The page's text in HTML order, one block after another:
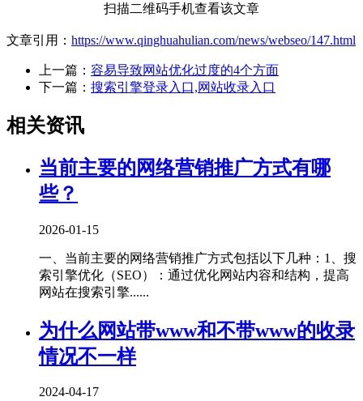
扫描二维码手机查看该文章
文章引用： https://www.qinghuahulian.com/news/webseo/147.html
上一篇： 容易导致网站优化过度的4个方面
下一篇： 搜索引擎登录入口,网站收录入口
相关资讯
当前主要的网络营销推广方式有哪
些？
2026-01-15
一、当前主要的网络营销推广方式包括以下几种‌：1、‌搜
索引擎优化（SEO）‌：通过优化网站内容和结构，提高
网站在搜索引擎......
为什么网站带www和不带www的收录
情况不一样
2024-04-17